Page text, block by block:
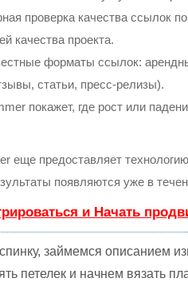
проверка качества ссылок
качества проекта.
форматы ссылок:
статьи, пресс-релизы).
покажет, где рост или
еще предоставляет
появляются уже в
и Начать
займемся описанием
петелек и начнем вязать